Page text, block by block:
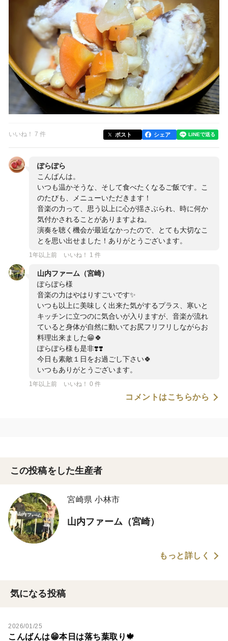
いいね！ 7 件 ポスト シェア
ぽらぽら
こんばんは。
いつも温かそうな、そして食べたくなるご飯です。こ
のたびも、メニューいただきます！
音楽の力って、思う以上に心が揺さぶられ、時に何か
気付かされることがありますよね。
演奏を聴く機会が最近なかったので、とても大切なこ
とを思い出せました！ありがとうございます。
1年以上前 いいね！ 1 件
山内ファーム（宮崎）
ぽらぽら様
音楽の力はやはりすごいです✨
いつも以上に美味しく出来た気がするプラス、寒いと
キッチンに立つのに気合いが入りますが、音楽が流れ
ていると身体が自然に動いてお尻フリフリしながらお
料理出来ました😁🍀
ぽらぽら様も是非❣️❣️
今日も素敵１日をお過ごし下さい🍀
いつもありがとうございます。
1年以上前 いいね！ 0 件
コメントはこちらから
この投稿をした生産者
宮崎県 小林市
山内ファーム（宮崎）
もっと詳しく
気になる投稿
2026/01/25
こんばんは😁本日は落ち葉取り🍁